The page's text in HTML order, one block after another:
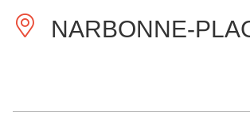
NARBONNE-